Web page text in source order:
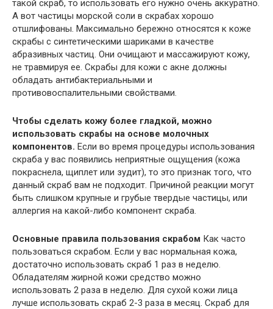
такой скраб, то использовать его нужно очень аккуратно.
А вот частицы морской соли в скрабах хорошо
отшлифованы. Максимально бережно относятся к коже
скрабы с синтетическими шариками в качестве
абразивных частиц. Они очищают и массажируют кожу,
не травмируя ее. Скрабы для кожи с акне должны
обладать антибактериальными и
противовоспалительными свойствами.
Чтобы сделать кожу более гладкой, можно
использовать скрабы на основе молочных
компонентов. Если во время процедуры использования
скраба у вас появились неприятные ощущения (кожа
покраснела, щиплет или зудит), то это признак того, что
данный скраб вам не подходит. Причиной реакции могут
быть слишком крупные и грубые твердые частицы, или
аллергия на какой-либо компонент скраба.
Основные правила пользования скрабом Как часто
пользоваться скрабом. Если у вас нормальная кожа,
достаточно использовать скраб 1 раз в неделю.
Обладателям жирной кожи средство можно
использовать 2 раза в неделю. Для сухой кожи лица
лучше использовать скраб 2-3 раза в месяц. Скраб для